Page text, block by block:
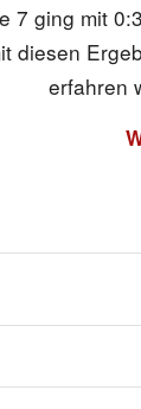
7 ging mit
diesen
erfahren